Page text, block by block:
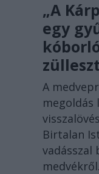
„A
egy
A
megoldás
Birtalan
vadásszal
medvékről.